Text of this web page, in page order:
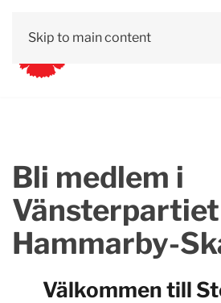
Skip to main content
Bli medlem i
Vänsterpartiet
Hammarby-
Välkommen till